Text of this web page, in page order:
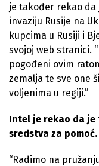
je također rekao da
invaziju Rusije na
kupcima u Rusiji i
svojoj web stranici.
pogođeni ovim
zemalja te sve one
voljenima u regiji.”
Intel je rekao da
sredstva za pomoć.
“Radimo na